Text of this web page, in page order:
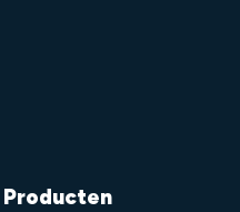
Producten